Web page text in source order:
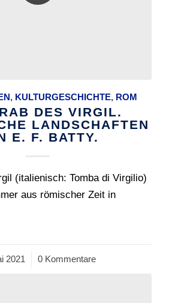
, KULTURGESCHICHTE, ROM
DES VIRGIL.
LANDSCHAFTEN
E. F. BATTY.
(italienisch: Tomba di Virgilio)
aus römischer Zeit in
2021 0 Kommentare